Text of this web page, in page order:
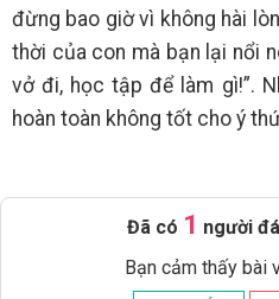
đừng bao giờ vì không hài
thời của con mà bạn lại nổi
vở đi, học tập để làm gì!”.
hoàn toàn không tốt cho ý
Đã có 1 người
Bạn cảm thấy bài